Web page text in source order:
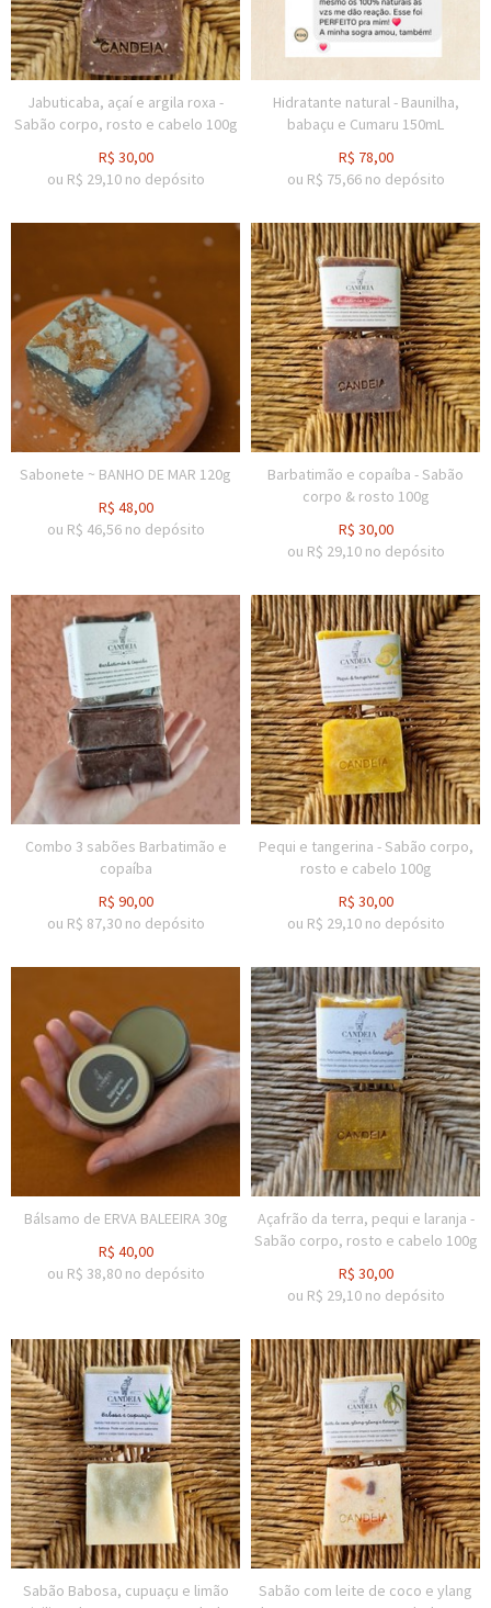
Jabuticaba, açaí e argila roxa -
Sabão corpo, rosto e cabelo 100g
R$ 30,00
ou R$ 29,10 no depósito
Hidratante natural - Baunilha,
babaçu e Cumaru 150mL
R$ 78,00
ou R$ 75,66 no depósito
Sabonete ~ BANHO DE MAR 120g
R$ 48,00
ou R$ 46,56 no depósito
Barbatimão e copaíba - Sabão
corpo & rosto 100g
R$ 30,00
ou R$ 29,10 no depósito
Combo 3 sabões Barbatimão e
copaíba
R$ 90,00
ou R$ 87,30 no depósito
Pequi e tangerina - Sabão corpo,
rosto e cabelo 100g
R$ 30,00
ou R$ 29,10 no depósito
Bálsamo de ERVA BALEEIRA 30g
R$ 40,00
ou R$ 38,80 no depósito
Açafrão da terra, pequi e laranja -
Sabão corpo, rosto e cabelo 100g
R$ 30,00
ou R$ 29,10 no depósito
Sabão Babosa, cupuaçu e limão
Sabão com leite de coco e ylang